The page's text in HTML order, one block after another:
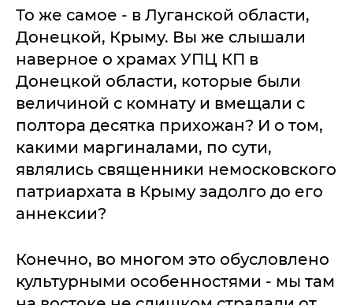
То же самое - в Луганской области,
Донецкой, Крыму. Вы же слышали
наверное о храмах УПЦ КП в
Донецкой области, которые были
величиной с комнату и вмещали с
полтора десятка прихожан? И о том,
какими маргиналами, по сути,
являлись священники немосковского
патриархата в Крыму задолго до его
аннексии?
Конечно, во многом это обусловлено
культурными особенностями - мы там